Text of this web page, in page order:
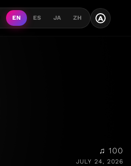
EN ES JA ZH A
♫ 100
JULY 24, 2026